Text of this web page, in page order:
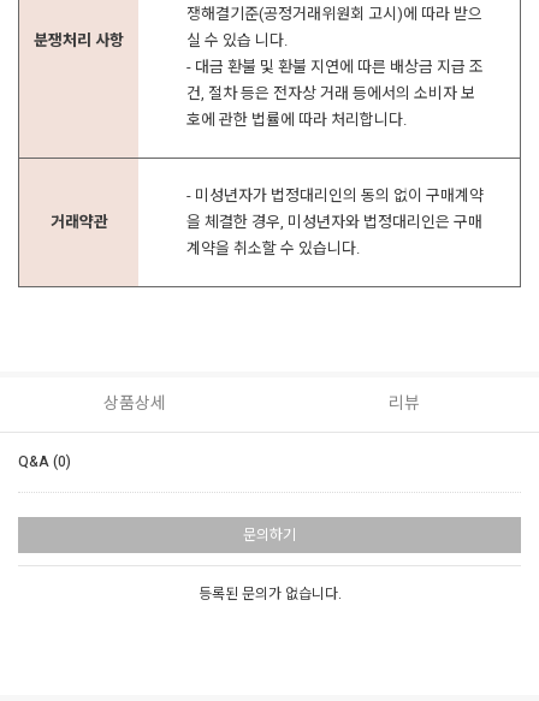
분쟁처리 사항
쟁해결기준(공정거래위원회 고시)에 따라 받으
실 수 있습 니다.
- 대금 환불 및 환불 지연에 따른 배상금 지급 조
건, 절차 등은 전자상 거래 등에서의 소비자 보
호에 관한 법률에 따라 처리합니다.
거래약관
- 미성년자가 법정대리인의 동의 없이 구매계약
을 체결한 경우, 미성년자와 법정대리인은 구매
계약을 취소할 수 있습니다.
상품상세 리뷰
Q&A (0)
문의하기
등록된 문의가 없습니다.